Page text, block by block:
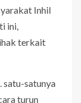
Inhil
ini,
terkait
satu-satunya
turun